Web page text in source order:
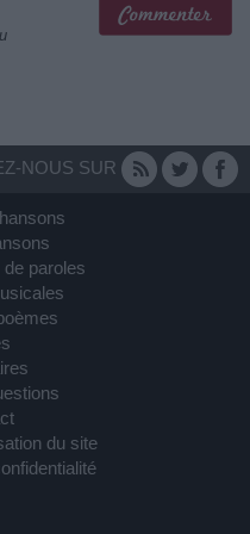
NOUS SUR
paroles
du site